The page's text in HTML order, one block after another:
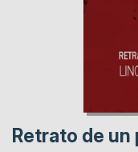
Retrato de un